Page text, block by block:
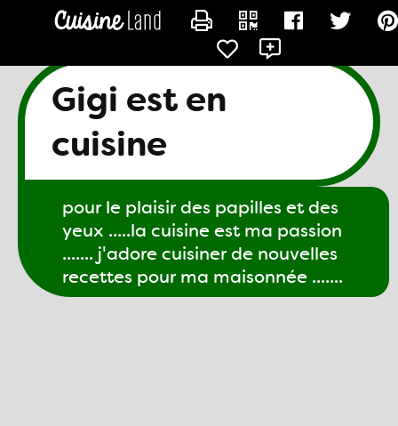
Gigi est en
cuisine
pour le plaisir des papilles et des
yeux .....la cuisine est ma passion
....... j'adore cuisiner de nouvelles
recettes pour ma maisonnée .......
CONTACTER GIGI61